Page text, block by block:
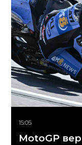
15:05
MotoGP